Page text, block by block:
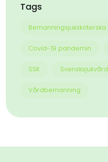
Tags
Bemanningsjuksköterska
Covid-19 pandemin
SSK Svensksjukvård
Vårdbemanning